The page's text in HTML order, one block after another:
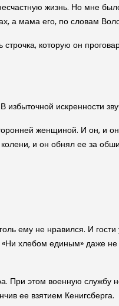
жизнь. Но мне
а мама его, по словам
которую он
искренности
женщиной. И он, и
и он обнял ее за
ему не нравился. И
хлебом единым» даже
При этом военную службу
ее взятием Кенигсберга.